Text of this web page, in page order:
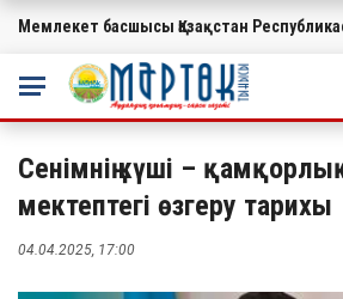
МАҢЫЗДЫ
Мемлекет басшысы Қазақстан
Сенімнің күші –
мектептегі өзгеру тарихы
04.04.2025, 17:00